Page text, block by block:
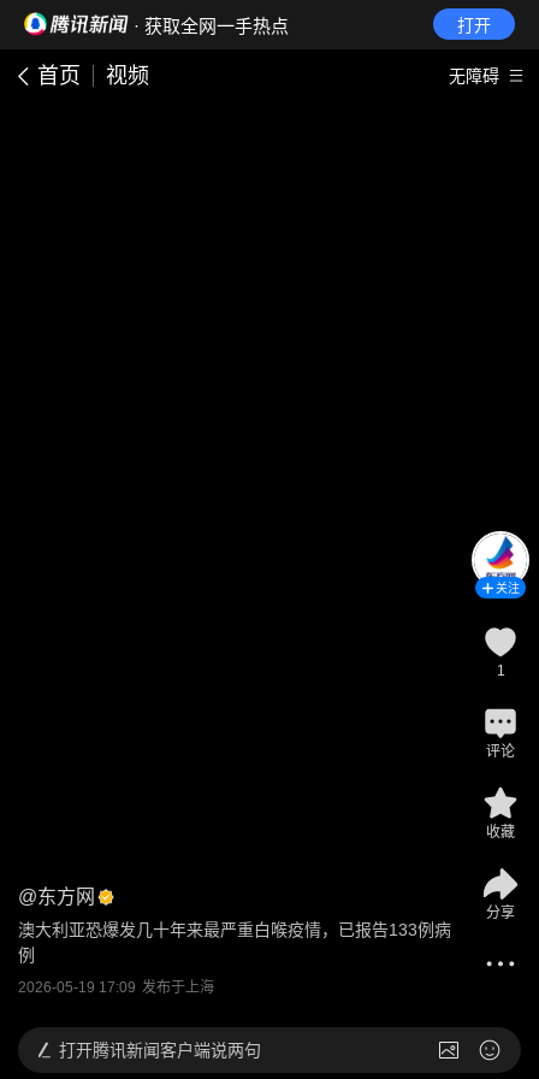
· 获取全网一手热点 打开
首页 视频 无障碍
@东方网
澳大利亚恐爆发几十年来最严重白喉疫情，已报告133例病
例
2026-05-19 17:09 发布于上海
关注
1
评论
收藏
分享
打开腾讯新闻客户端说两句